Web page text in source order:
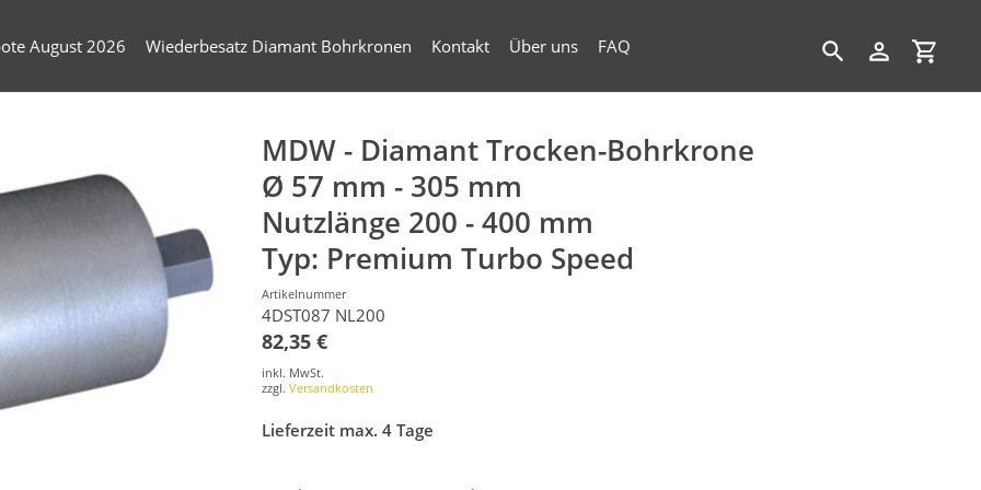
August 2026 Wiederbesatz Diamant Bohrkronen Kontakt Über uns FAQ
SuchenEinloggen
MDW - Diamant Trocken-Bohrkrone
Ø 57 mm - 305 mm
Nutzlänge 200 - 400 mm
Typ: Premium Turbo Speed
Artikelnummer
4DST087 NL200
82,35 €
inkl. MwSt.
zzgl. Versandkosten
Lieferzeit max. 4 Tage